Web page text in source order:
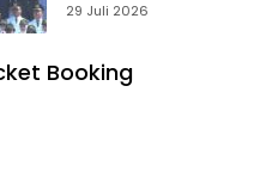
Prabowo:
29 Juli 2026
Booking